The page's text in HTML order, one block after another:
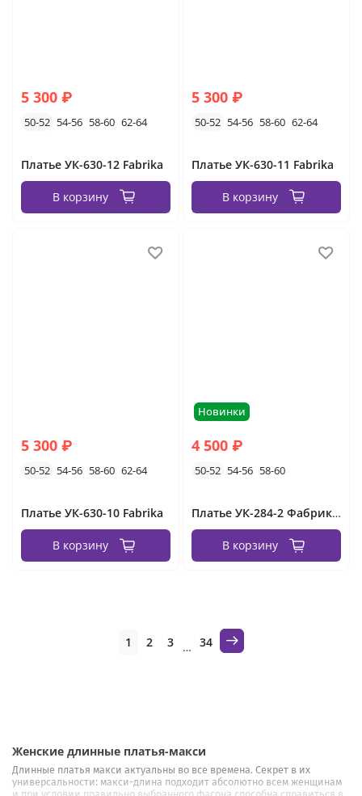
5 300 ₽
50-52 54-56 58-60 62-64
Платье УК-630-12 Fabrika
В корзину
5 300 ₽
50-52 54-56 58-60 62-64
Платье УК-630-11 Fabrika
В корзину
5 300 ₽
50-52 54-56 58-60 62-64
Платье УК-630-10 Fabrika
В корзину
Новинки
4 500 ₽
50-52 54-56 58-60
Платье УК-284-2 Фабрика Моды
В корзину
1 2 3 … 34
Женские длинные платья-макси
Длинные платья макси актуальны во все времена. Секрет в их
универсальности: макси-длина подходит абсолютно всем женщинам
и при условии правильно выбранного фасона способна справиться в